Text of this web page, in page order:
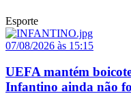
Esporte
07/08/2026 às 15:15
UEFA mantém
Infantino ainda não